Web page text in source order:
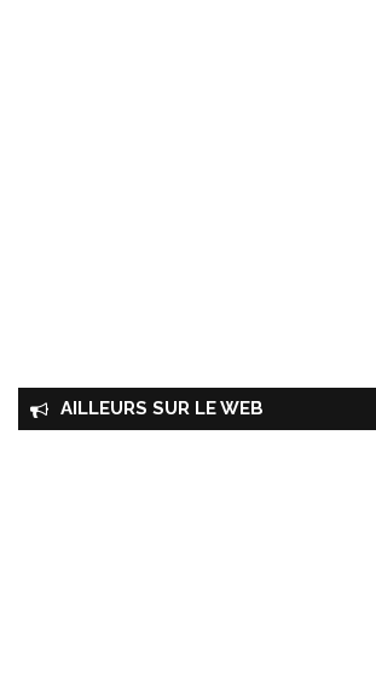
AILLEURS SUR LE WEB